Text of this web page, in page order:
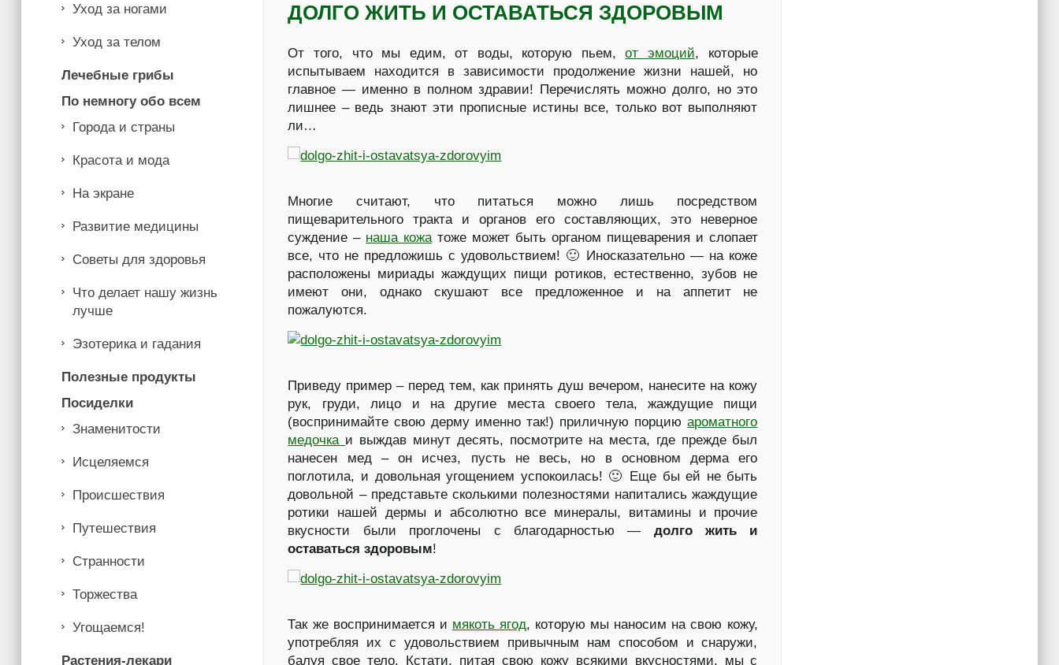
ДОЛГО ЖИТЬ И ОСТАВАТЬСЯ ЗДОРОВЫМ
От того, что мы едим, от воды, которую пьем,от эмоций, которые
испытываем находится в зависимости продолжение жизни нашей, но
главное — именно в полном здравии! Перечислять можно долго, но это
лишнее – ведь знают эти прописные истины все, только вот выполняют
ли…
Многие считают, что питаться можно лишь посредством
пищеварительного тракта и органов его составляющих, это неверное
суждение – наша кожатоже может быть органом пищеварения и слопает
все, что не предложишь с удовольствием! 🙂 Иносказательно — на коже
расположены мириады жаждущих пищи ротиков, естественно, зубов не
имеют они, однако скушают все предложенное и на аппетит не
пожалуются.
Приведу пример – перед тем, как принять душ вечером, нанесите на кожу
рук, груди, лицо и на другие места своего тела, жаждущие пищи
(воспринимайте свою дерму именно так!) приличную порциюароматного
медочка и выждав минут десять, посмотрите на места, где прежде был
нанесен мед – он исчез, пусть не весь, но в основном дерма его
поглотила, и довольная угощением успокоилась! 🙂 Еще бы ей не быть
довольной – представьте сколькими полезностями напитались жаждущие
ротики нашей дермы и абсолютно все минералы, витамины и прочие
вкусности были проглочены с благодарностью — долго жить и
оставаться здоровым!
Так же воспринимается и мякоть ягод, которую мы наносим на свою кожу,
употребляя их с удовольствием привычным нам способом и снаружи,
балуя свое тело. Кстати, питая свою кожу всякими вкусностями, мы с
Уход за ногами
Уход за телом
Лечебные грибы
По немногу обо всем
Города и страны
Красота и мода
На экране
Развитие медицины
Советы для здоровья
Что делает нашу жизнь
лучше
Эзотерика и гадания
Полезные продукты
Посиделки
Знаменитости
Иcцеляемся
Происшествия
Путешествия
Странности
Торжества
Угощаемся!
Растения-лекари